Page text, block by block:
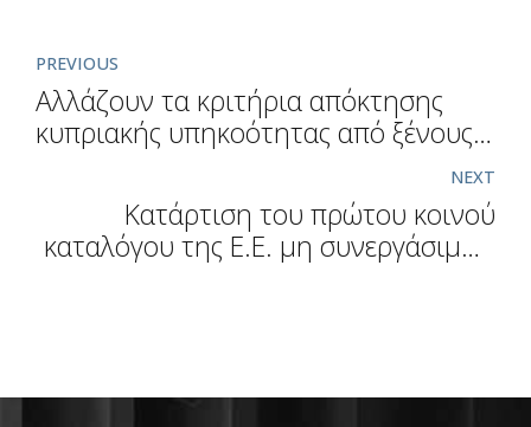
PREVIOUS
Αλλάζουν τα κριτήρια απόκτησης
κυπριακής υπηκοότητας από ξένους
NEXT
Kατάρτιση του πρώτου κοινού
καταλόγου της Ε.Ε. μη συνεργάσιμων